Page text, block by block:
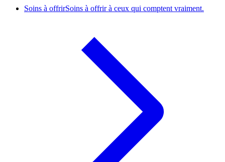
Soins à offrirSoins à offrir à ceux qui comptent vraiment.